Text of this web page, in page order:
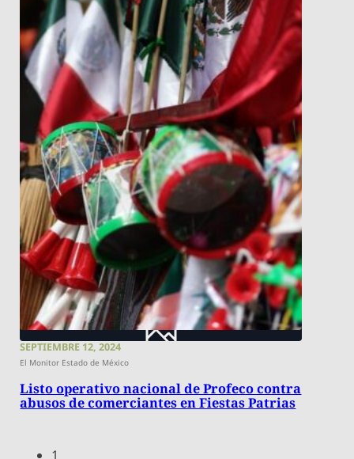
SEPTIEMBRE 12, 2024
El Monitor Estado de México
Listo operativo nacional de Profeco contra
abusos de comerciantes en Fiestas Patrias
1